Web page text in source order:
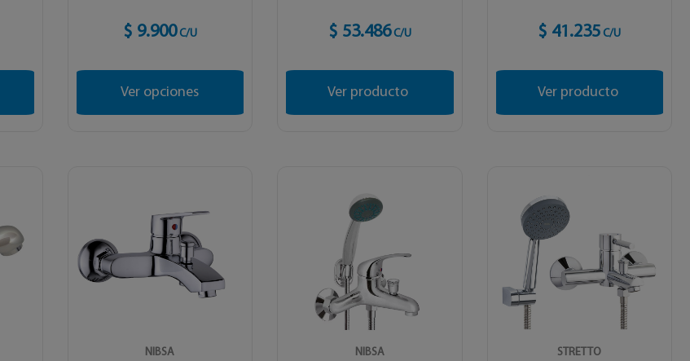
$ 9.900 C/U
Ver opciones
$ 53.486 C/U
Ver producto
$ 41.235 C/U
Ver producto
NIBSA NIBSA STRETTO